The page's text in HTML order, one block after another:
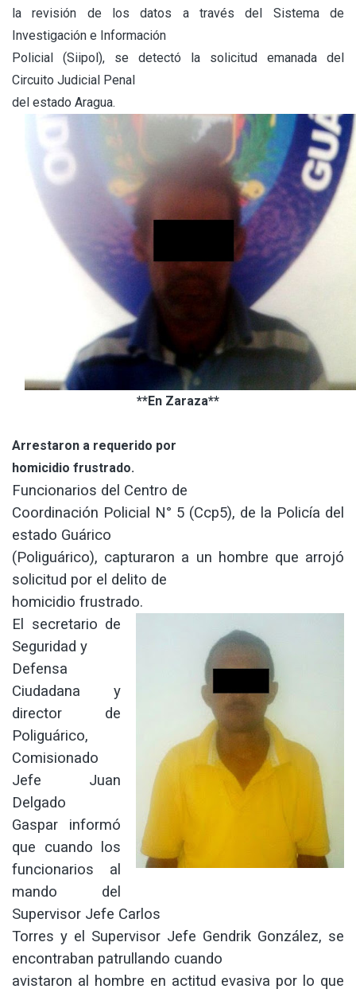
la revisión de los datos a través del Sistema de
Investigación e Información
Policial (Siipol), se detectó la solicitud emanada del
Circuito Judicial Penal
del estado Aragua.
**En Zaraza**
Arrestaron a requerido por
homicidio frustrado.
Funcionarios del Centro de
Coordinación Policial N° 5 (Ccp5), de la Policía del
estado Guárico
(Poliguárico), capturaron a un hombre que arrojó
solicitud por el delito de
homicidio frustrado.
El secretario de
Seguridad y
Defensa
Ciudadana y
director de
Poliguárico,
Comisionado
Jefe Juan
Delgado
Gaspar informó
que cuando los
funcionarios al
mando del
Supervisor Jefe Carlos
Torres y el Supervisor Jefe Gendrik González, se
encontraban patrullando cuando
avistaron al hombre en actitud evasiva por lo que